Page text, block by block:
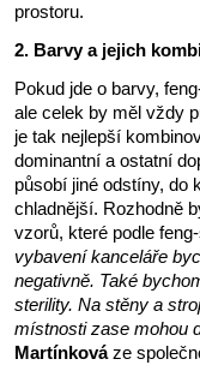
prostoru.
2. Barvy a jejich
Pokud jde o barvy,
ale celek by měl vždy
je tak nejlepší
dominantní a ostatní
působí jiné odstíny, do
chladnější. Rozhodně
vzorů, které podle
vybavení kanceláře
negativně. Také
sterility. Na stěny a
místnosti zase mohou
Martínkováze